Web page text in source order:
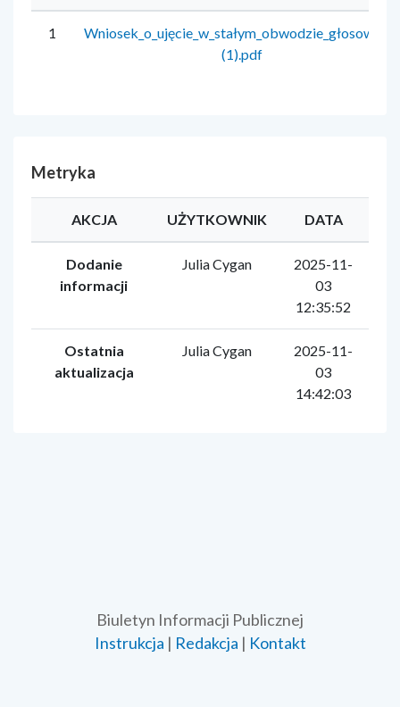
1
Wniosek_o_ujęcie_w_stałym_obwodzie_głosowania
(1).pdf
Metryka
AKCJA UŻYTKOWNIK DATA
Dodanie
informacji
Julia Cygan
2025-11-
03
12:35:52
Ostatnia
aktualizacja
Julia Cygan
2025-11-
03
14:42:03
Biuletyn Informacji Publicznej
Instrukcja | Redakcja | Kontakt